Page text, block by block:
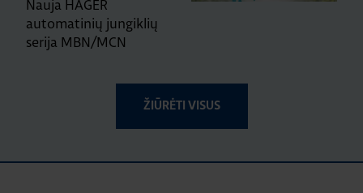
Nauja HAGER
automatinių jungiklių
serija MBN/MCN
ŽIŪRĖTI VISUS